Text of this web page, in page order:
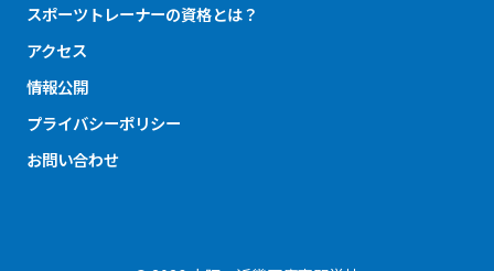
スポーツトレーナーの資格とは？
アクセス
情報公開
プライバシーポリシー
お問い合わせ